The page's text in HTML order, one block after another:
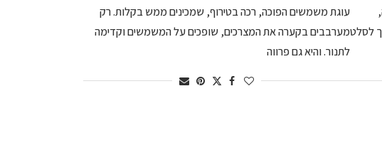
לסלט
עוגת משמשים הפוכה, רכה בטירוף, שמכינים ממש בקלות. רק
מערבבים בקערה את המצרכים, שופכים על המשמשים וקדימה
לתנור. והיא גם פרווה